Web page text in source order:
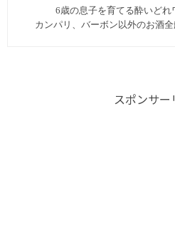
6歳の息子を育てる酔いどれ
カンパリ、バーボン以外のお酒
スポンサー